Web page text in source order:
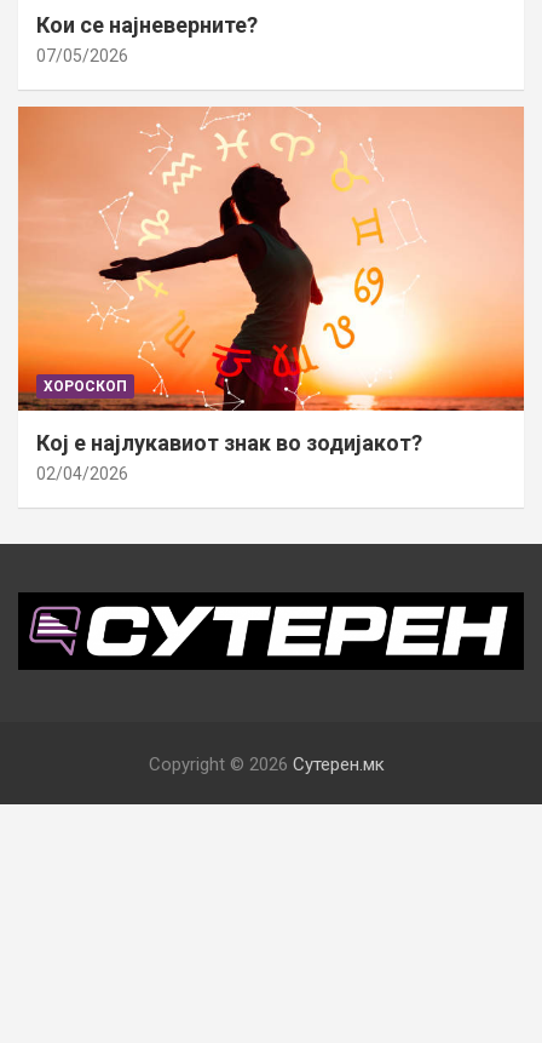
Кои се најневерните?
07/05/2026
ХОРОСКОП
Кој е најлукавиот знак во зодијакот?
02/04/2026
Copyright © 2026 Сутерен.мк